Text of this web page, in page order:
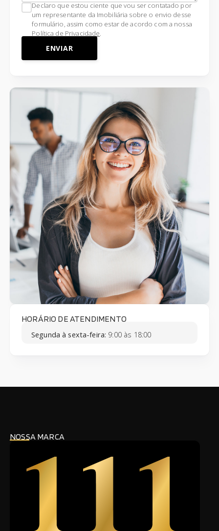
Declaro que estou ciente que vou ser contatado por
um representante da Imobiliária sobre o envio desse
formulário, assim como estar de acordo com a nossa
Política de Privacidade.
ENVIAR
HORÁRIO DE ATENDIMENTO
Segunda à sexta-feira: 9:00 às 18:00
NOSSA MARCA